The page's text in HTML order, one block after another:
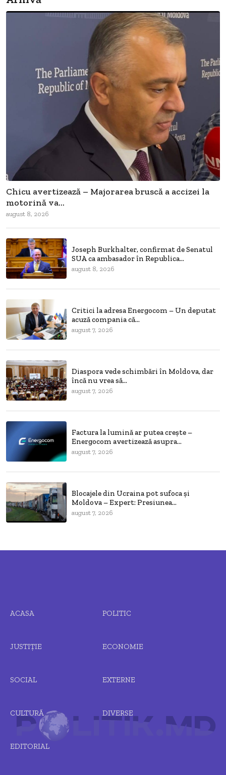
Chicu avertizează – Majorarea bruscă a accizei la
motorină va...
august 8, 2026
Joseph Burkhalter, confirmat de Senatul
SUA ca ambasador în Republica...
august 8, 2026
Critici la adresa Energocom – Un deputat
acuză compania că...
august 7, 2026
Diaspora vede schimbări în Moldova, dar
încă nu vrea să...
august 7, 2026
Factura la lumină ar putea crește –
Energocom avertizează asupra...
august 7, 2026
Blocajele din Ucraina pot sufoca și
Moldova – Expert: Presiunea...
august 7, 2026
ACASA POLITIC
JUSTIȚIE ECONOMIE
SOCIAL EXTERNE
CULTURĂ DIVERSE
EDITORIAL